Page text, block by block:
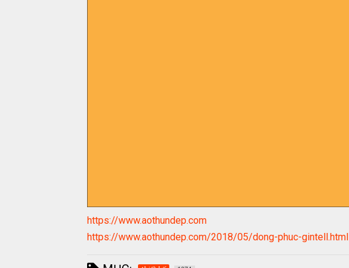
https://www.aothundep.com
https://www.aothundep.com/2018/05/dong-phuc-gintell.html